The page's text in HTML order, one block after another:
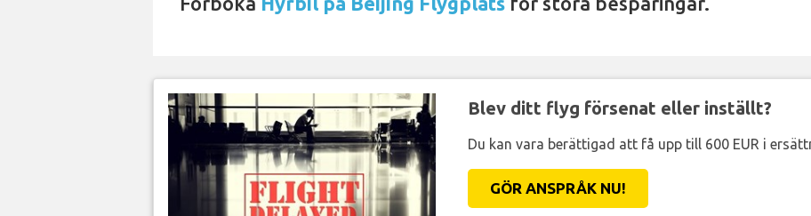
Blev ditt flyg försenat eller inställt?
Du kan vara berättigad att få upp till 600 EUR i
GÖR ANSPRÅK NU!